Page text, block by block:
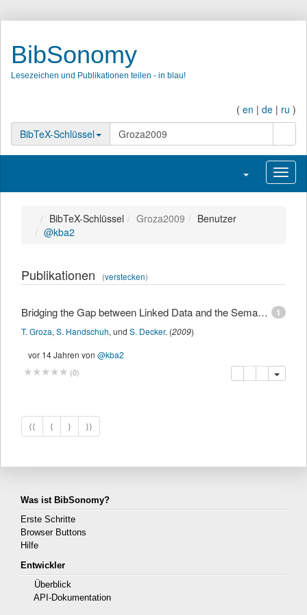
BibSonomy
Lesezeichen und Publikationen teilen - in blau!
( en | de | ru )
BibTeX-Schlüssel
Navigation
BibTeX-Schlüssel Groza2009
Benutzer
@kba2
Publikationen (verstecken)
1
Bridging the Gap between Linked Data and the Semantic Desktop
T. Groza, S. Handschuh, und S. Decker. (2009)
vor 14 Jahrenvon@kba2
(0) LöschenDiese
⟨⟨ ⟨ ⟩ ⟩⟩
Was ist BibSonomy?
Erste Schritte
Browser Buttons
Hilfe
Entwickler
Überblick
API-Dokumentation